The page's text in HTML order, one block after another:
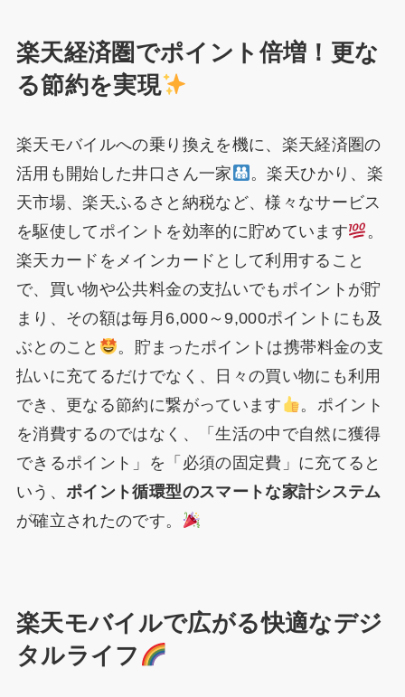
楽天経済圏でポイント倍増！更な
る節約を実現
楽天モバイルへの乗り換えを機に、楽天経済圏の
活用も開始した井口さん一家
。楽天ひかり、楽
天市場、楽天ふるさと納税など、様々なサービス
を駆使してポイントを効率的に貯めています
。
楽天カードをメインカードとして利用すること
で、買い物や公共料金の支払いでもポイントが貯
まり、その額は毎月6,000～9,000ポイントにも及
ぶとのこと
。貯まったポイントは携帯料金の支
払いに充てるだけでなく、日々の買い物にも利用
でき、更なる節約に繋がっています
。ポイント
を消費するのではなく、「生活の中で自然に獲得
できるポイント」を「必須の固定費」に充てると
いう、 ポイント循環型のスマートな家計システム
が確立されたのです。
楽天モバイルで広がる快適なデジ
タルライフ